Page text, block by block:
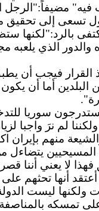
فيه"
تسعى إلى تحقيق
بالرد:"لكنها
والدور الذي
فيجب أن يطبق
البلدين أما أن
سوريا
لم نرَ
والشيعة منهم
لا يعني أننا
أنها تحثهم
ليست
تمسكه